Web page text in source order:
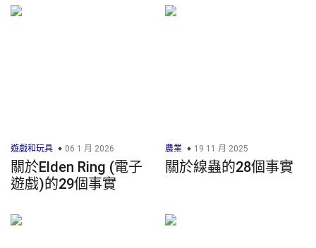
遊戲和玩具 06 1 月 2026
關於Elden Ring (電子
遊戲)的29個事實
農業 19 11 月 2025
關於線蟲的28個事實